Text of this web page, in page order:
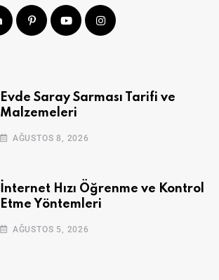
Evde Saray Sarması Tarifi ve
Malzemeleri
AĞUSTOS 8, 2026
İnternet Hızı Öğrenme ve Kontrol
Etme Yöntemleri
AĞUSTOS 5, 2026